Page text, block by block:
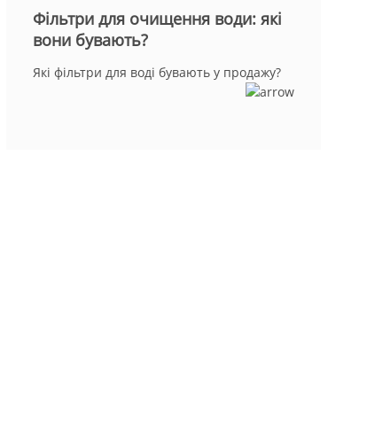
Фільтри для очищення води: які
вони бувають?
Які фільтри для воді бувають у продажу?